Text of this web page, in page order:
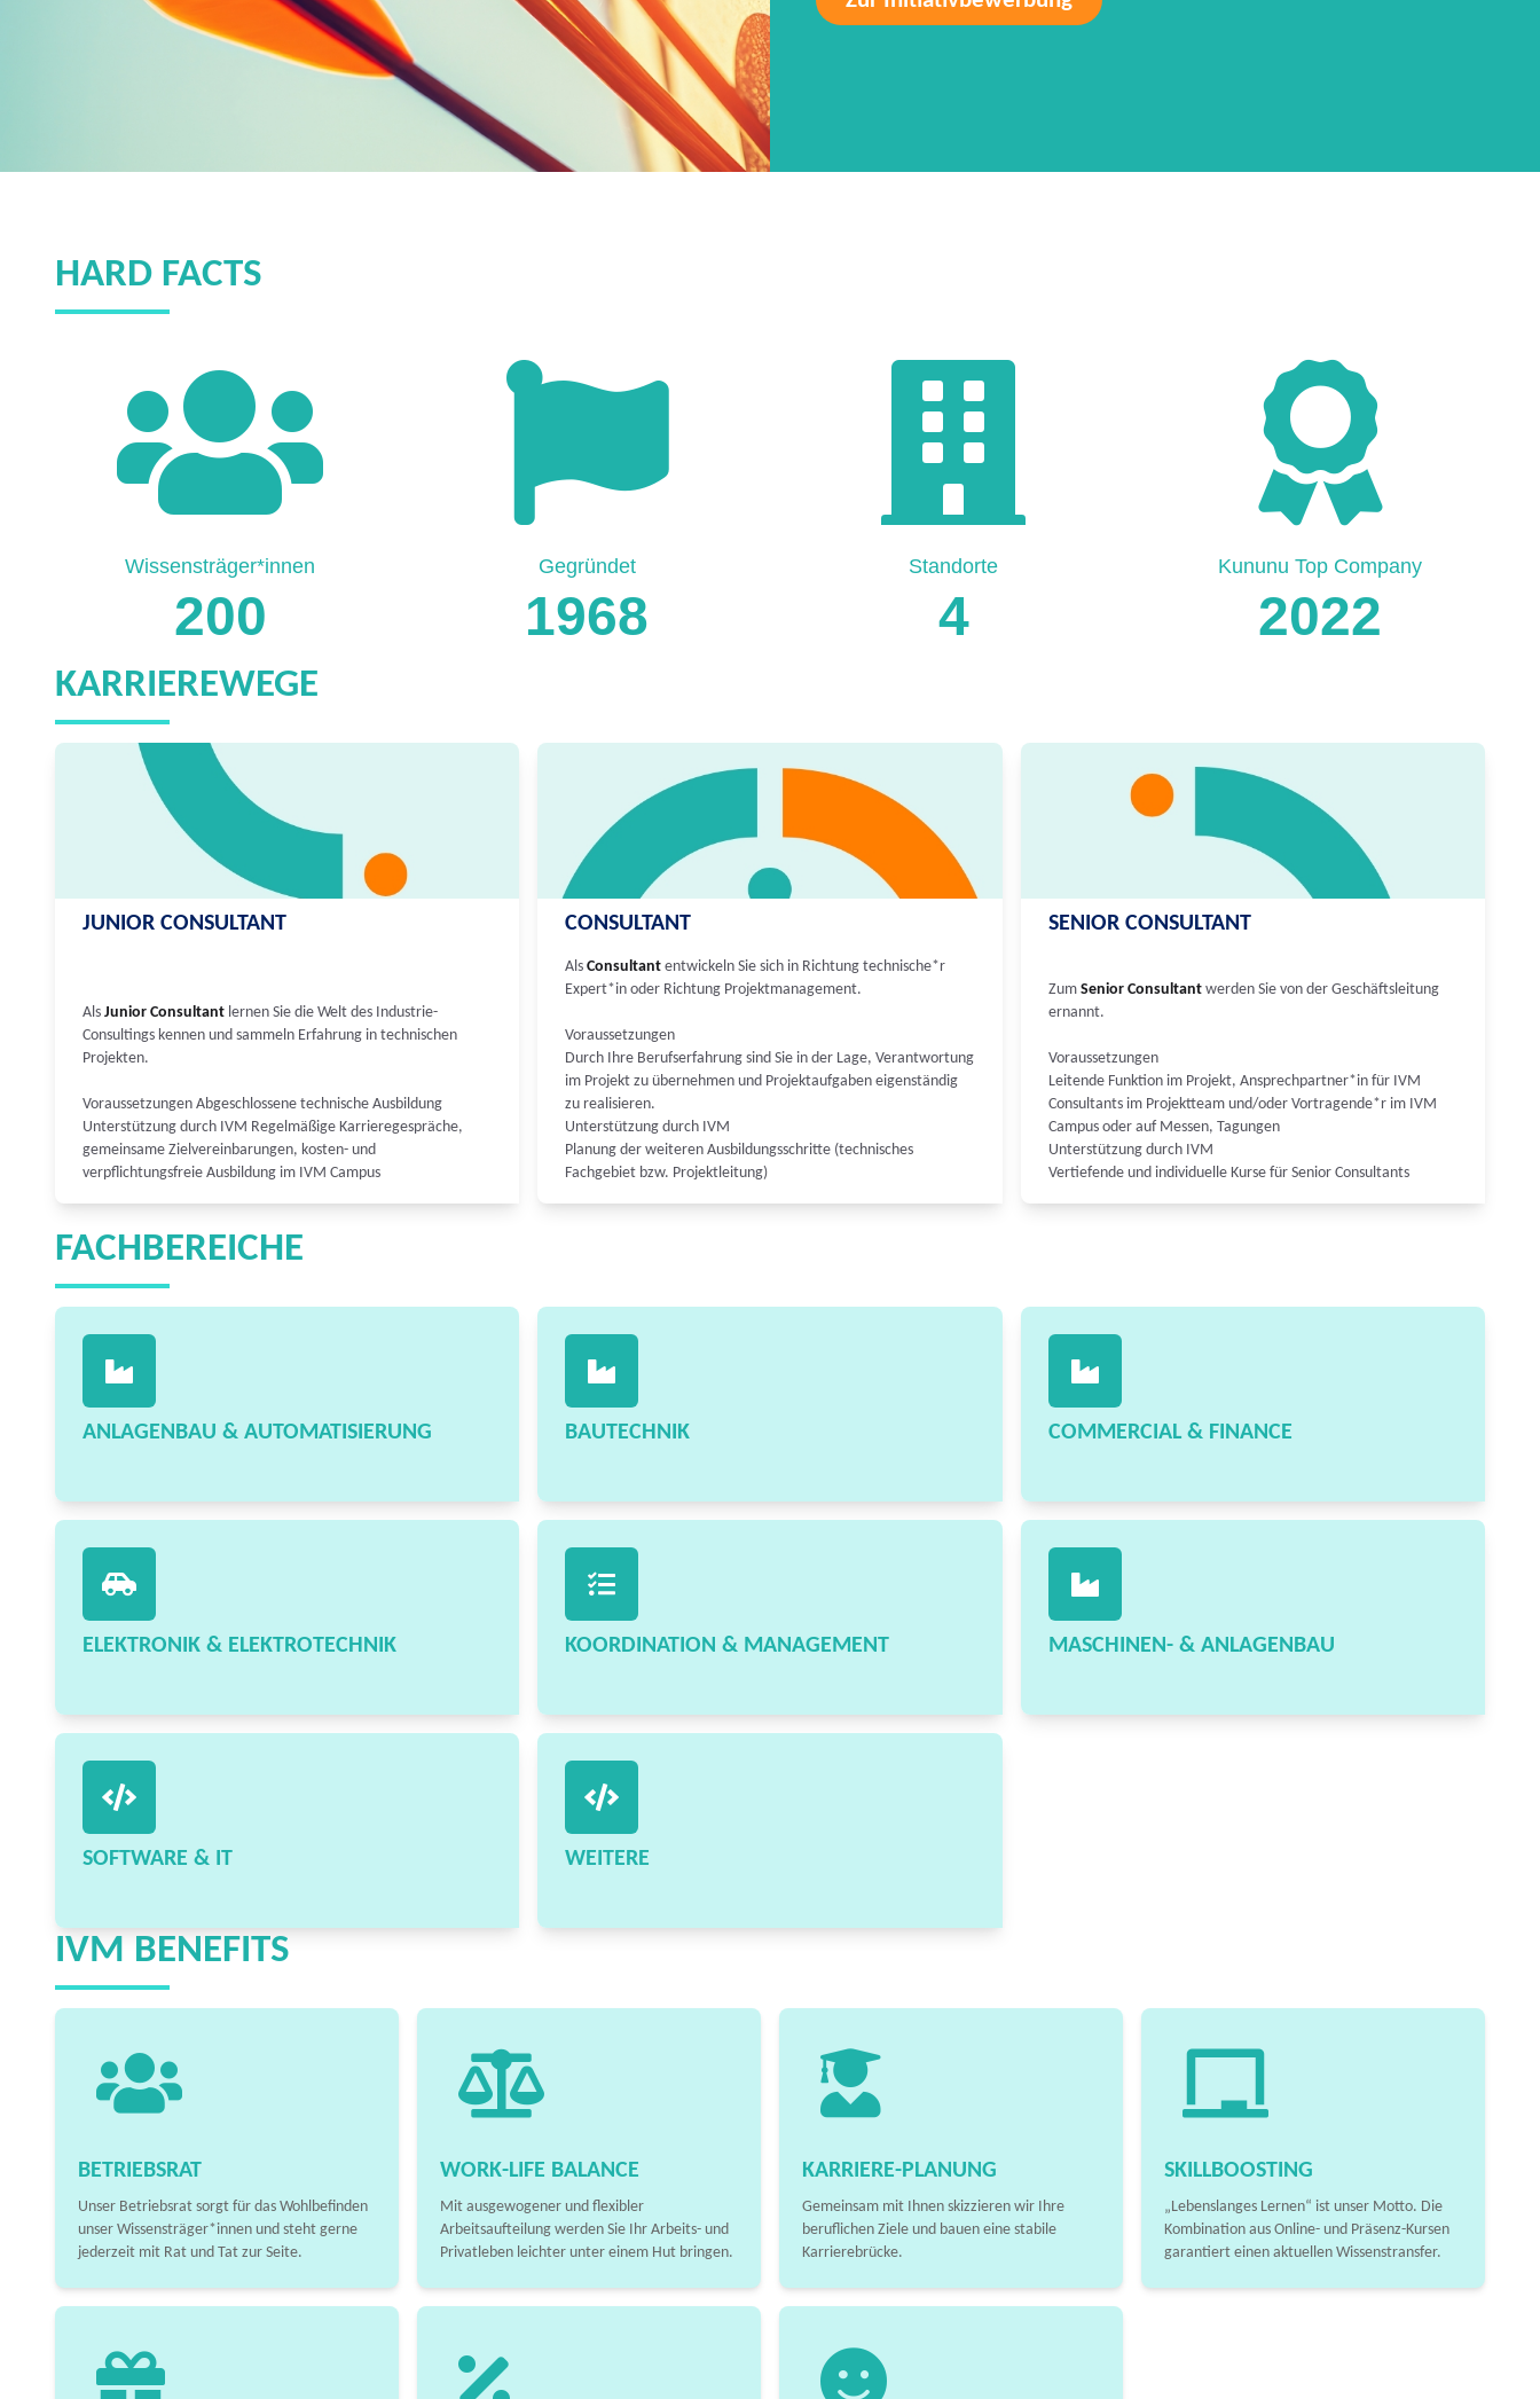
HARD FACTS
200
Wissensträger*innen
1968
Gegründet
4
Standorte
2022
Kununu Top Company
KARRIEREWEGE
JUNIOR CONSULTANT
Als Junior Consultant lernen Sie die Welt des Industrie-
Consultings kennen und sammeln Erfahrung in technischen
Projekten.
Voraussetzungen Abgeschlossene technische Ausbildung
Unterstützung durch IVM Regelmäßige Karrieregespräche,
gemeinsame Zielvereinbarungen, kosten- und
verpflichtungsfreie Ausbildung im IVM Campus
CONSULTANT
AlsConsultantentwickeln Sie sich in Richtung technische*r
Expert*in oder Richtung Projektmanagement.
Voraussetzungen
Durch Ihre Berufserfahrung sind Sie in der Lage, Verantwortung
im Projekt zu übernehmen und Projektaufgaben eigenständig
zu realisieren.
Unterstützung durch IVM
Planung der weiteren Ausbildungsschritte (technisches
Fachgebiet bzw. Projektleitung)
SENIOR CONSULTANT
Zum Senior Consultant werden Sie von der Geschäftsleitung
ernannt.
Voraussetzungen
Leitende Funktion im Projekt, Ansprechpartner*in für IVM
Consultants im Projektteam und/oder Vortragende*r im IVM
Campus oder auf Messen, Tagungen
Unterstützung durch IVM
Vertiefende und individuelle Kurse für Senior Consultants
FACHBEREICHE
ANLAGENBAU & AUTOMATISIERUNG BAUTECHNIK COMMERCIAL & FINANCE
ELEKTRONIK & ELEKTROTECHNIK KOORDINATION & MANAGEMENT MASCHINEN- & ANLAGENBAU
SOFTWARE & IT WEITERE
IVM BENEFITS
BETRIEBSRAT
Unser Betriebsrat sorgt für das Wohlbefinden
unser Wissensträger*innen und steht gerne
jederzeit mit Rat und Tat zur Seite.
WORK-LIFE BALANCE
Mit ausgewogener und flexibler
Arbeitsaufteilung werden Sie Ihr Arbeits- und
Privatleben leichter unter einem Hut bringen.
KARRIERE-PLANUNG
Gemeinsam mit Ihnen skizzieren wir Ihre
beruflichen Ziele und bauen eine stabile
Karrierebrücke.
SKILLBOOSTING
„Lebenslanges Lernen“ ist unser Motto. Die
Kombination aus Online- und Präsenz-Kursen
garantiert einen aktuellen Wissenstransfer.